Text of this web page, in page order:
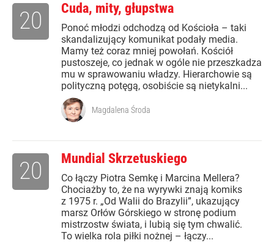
Cuda, mity, głupstwa
Ponoć młodzi odchodzą od Kościoła – taki
skandalizujący komunikat podały media.
Mamy też coraz mniej powołań. Kościół
pustoszeje, co jednak w ogóle nie przeszkadza
mu w sprawowaniu władzy. Hierarchowie są
polityczną potęgą, osobiście są nietykalni...
20
Magdalena Środa
Mundial Skrzetuskiego
Co łączy Piotra Semkę i Marcina Mellera?
Chociażby to, że na wyrywki znają komiks
z 1975 r. „Od Walii do Brazylii”, ukazujący
marsz Orłów Górskiego w stronę podium
mistrzostw świata, i lubią się tym chwalić.
To wielka rola piłki nożnej – łączy...
20